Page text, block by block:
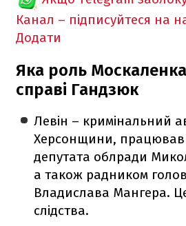
Канал – підписуйтеся на
Додати
Яка роль
справі Гандзюк
Левін – кримінальний
Херсонщини, працював
депутата облради
а також радником
Владислава Мангера.
слідства.